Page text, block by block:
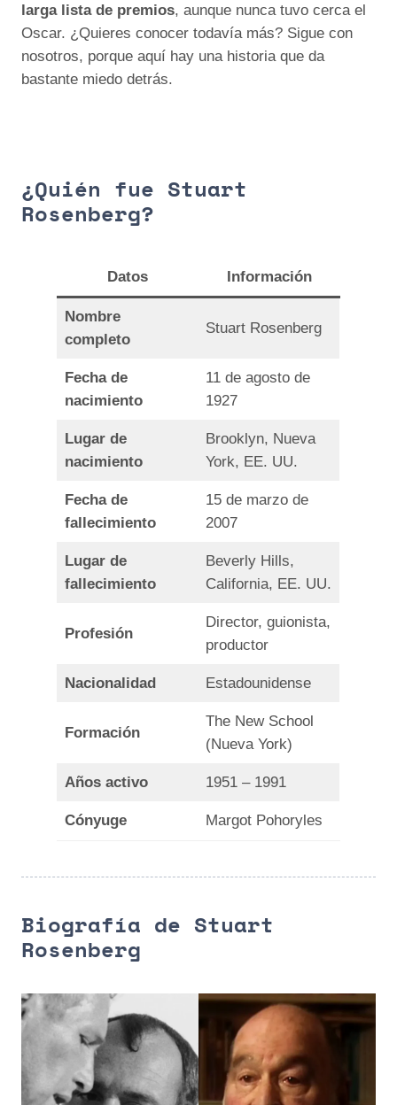
larga lista de premios, aunque nunca tuvo cerca el
Oscar. ¿Quieres conocer todavía más? Sigue con
nosotros, porque aquí hay una historia que da
bastante miedo detrás.
¿Quién fue Stuart
Rosenberg?
Datos Información
Nombre
completo
Stuart Rosenberg
Fecha de
nacimiento
11 de agosto de
1927
Lugar de
nacimiento
Brooklyn, Nueva
York, EE. UU.
Fecha de
fallecimiento
15 de marzo de
2007
Lugar de
fallecimiento
Beverly Hills,
California, EE. UU.
Profesión
Director, guionista,
productor
Nacionalidad Estadounidense
Formación
The New School
(Nueva York)
Años activo 1951 – 1991
Cónyuge Margot Pohoryles
Biografía de Stuart
Rosenberg